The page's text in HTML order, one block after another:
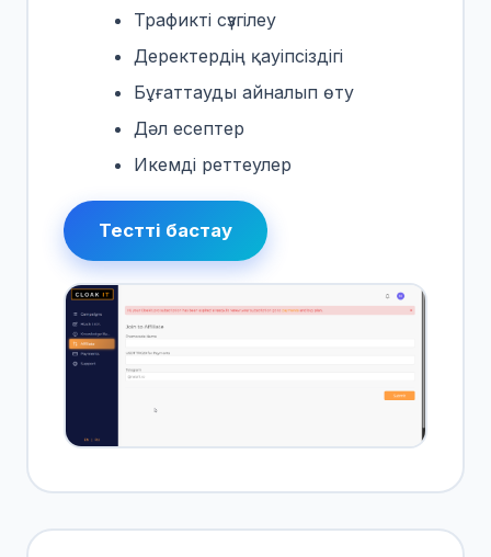
Трафикті сүзгілеу
Деректердің қауіпсіздігі
Бұғаттауды айналып өту
Дәл есептер
Икемді реттеулер
Тестті бастау